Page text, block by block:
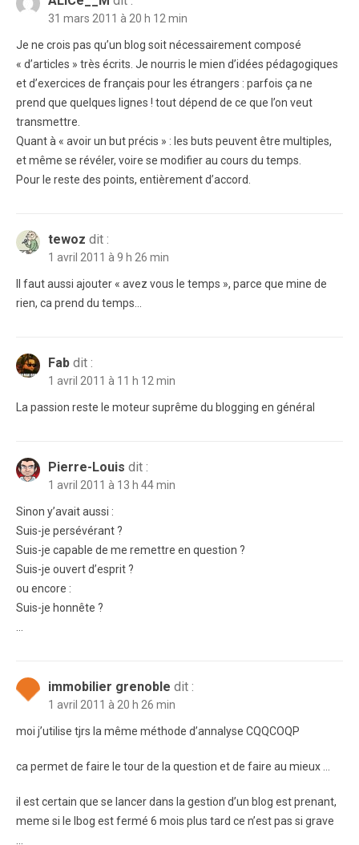
31 mars 2011 à 20 h 12 min
Je ne crois pas qu’un blog soit nécessairement composé
« d’articles » très écrits. Je nourris le mien d’idées pédagogiques
et d’exercices de français pour les étrangers : parfois ça ne
prend que quelques lignes ! tout dépend de ce que l’on veut
transmettre.
Quant à « avoir un but précis » : les buts peuvent être multiples,
et même se révéler, voire se modifier au cours du temps.
Pour le reste des points, entièrement d’accord.
tewoz dit :
1 avril 2011 à 9 h 26 min
Il faut aussi ajouter « avez vous le temps », parce que mine de
rien, ca prend du temps…
Fab dit :
1 avril 2011 à 11 h 12 min
La passion reste le moteur suprême du blogging en général
Pierre-Louis dit :
1 avril 2011 à 13 h 44 min
Sinon y’avait aussi :
Suis-je persévérant ?
Suis-je capable de me remettre en question ?
Suis-je ouvert d’esprit ?
ou encore :
Suis-je honnête ?
…
immobilier grenoble dit :
1 avril 2011 à 20 h 26 min
moi j’utilise tjrs la même méthode d’annalyse CQQCOQP
ca permet de faire le tour de la question et de faire au mieux …
il est certain que se lancer dans la gestion d’un blog est prenant,
meme si le lbog est fermé 6 mois plus tard ce n’est pas si grave
…